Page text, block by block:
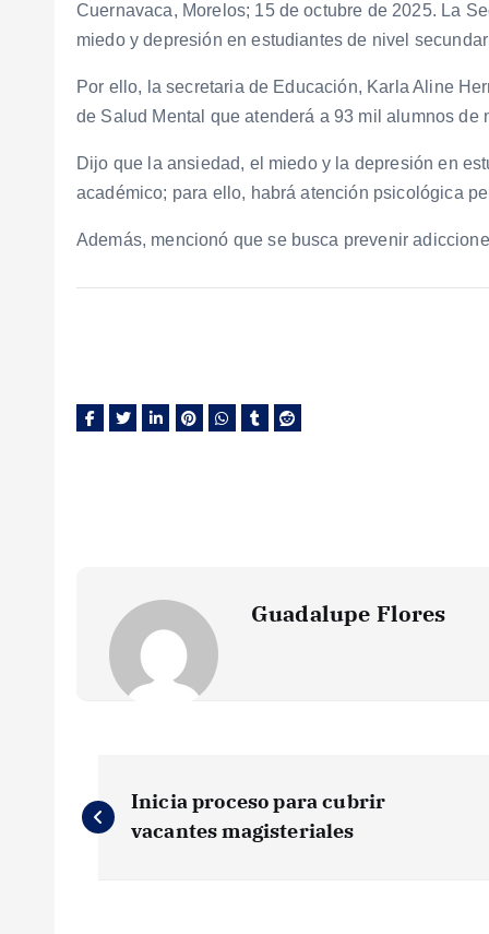
Cuernavaca, Morelos; 15 de octubre de 2025. La
miedo y depresión en estudiantes de nivel
Por ello, la secretaria de Educación, Karla Aline
de Salud Mental que atenderá a 93 mil alumnos de
Dijo que la ansiedad, el miedo y la depresión en
académico; para ello, habrá atención psicológica
Además, mencionó que se busca prevenir
Guadalupe Flores
a
Inicia proceso para cubrir
vacantes magisteriales